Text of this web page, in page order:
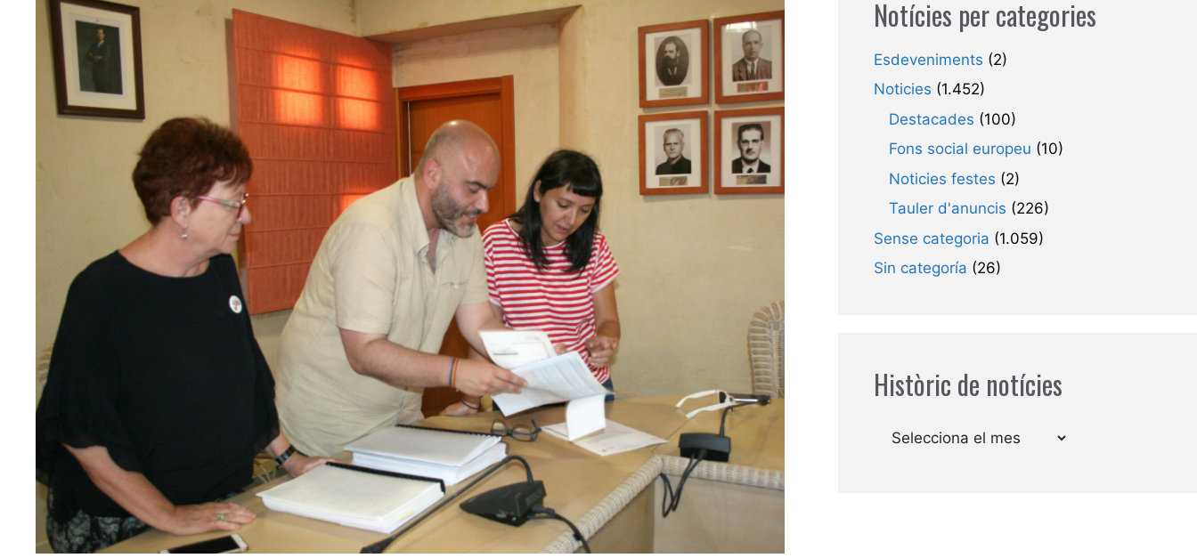
Notícies per categories
Esdeveniments (2)
Noticies (1.452)
Destacades (100)
Fons social europeu (10)
Noticies festes (2)
Tauler d'anuncis (226)
Sense categoria (1.059)
Sin categoría (26)
Històric de notícies
Arxius